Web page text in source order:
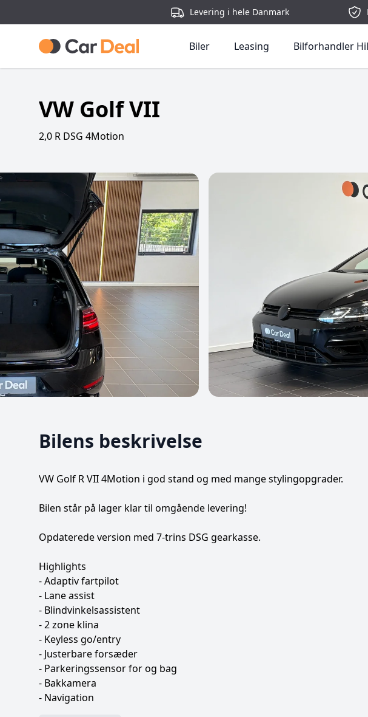
Levering i hele Danmark
Biler Leasing Bilforhandler
VW Golf VII
2,0 R DSG 4Motion
Bilens beskrivelse
VW Golf R VII 4Motion i god stand og med mange stylingopgrader.
Bilen står på lager klar til omgående levering!
Opdaterede version med 7-trins DSG gearkasse.
Highlights
- Adaptiv fartpilot
- Lane assist
- Blindvinkelsassistent
- 2 zone klina
- Keyless go/entry
- Justerbare forsæder
- Parkeringssensor for og bag
- Bakkamera
- Navigation